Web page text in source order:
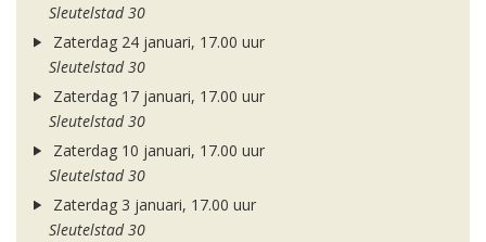
Sleutelstad 30
Zaterdag 24 januari, 17.00 uur
Sleutelstad 30
Zaterdag 17 januari, 17.00 uur
Sleutelstad 30
Zaterdag 10 januari, 17.00 uur
Sleutelstad 30
Zaterdag 3 januari, 17.00 uur
Sleutelstad 30